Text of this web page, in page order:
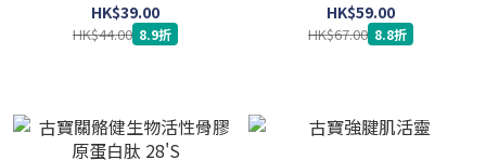
HK$39.00
HK$44.00 8.9折
HK$59.00
HK$67.00 8.8折